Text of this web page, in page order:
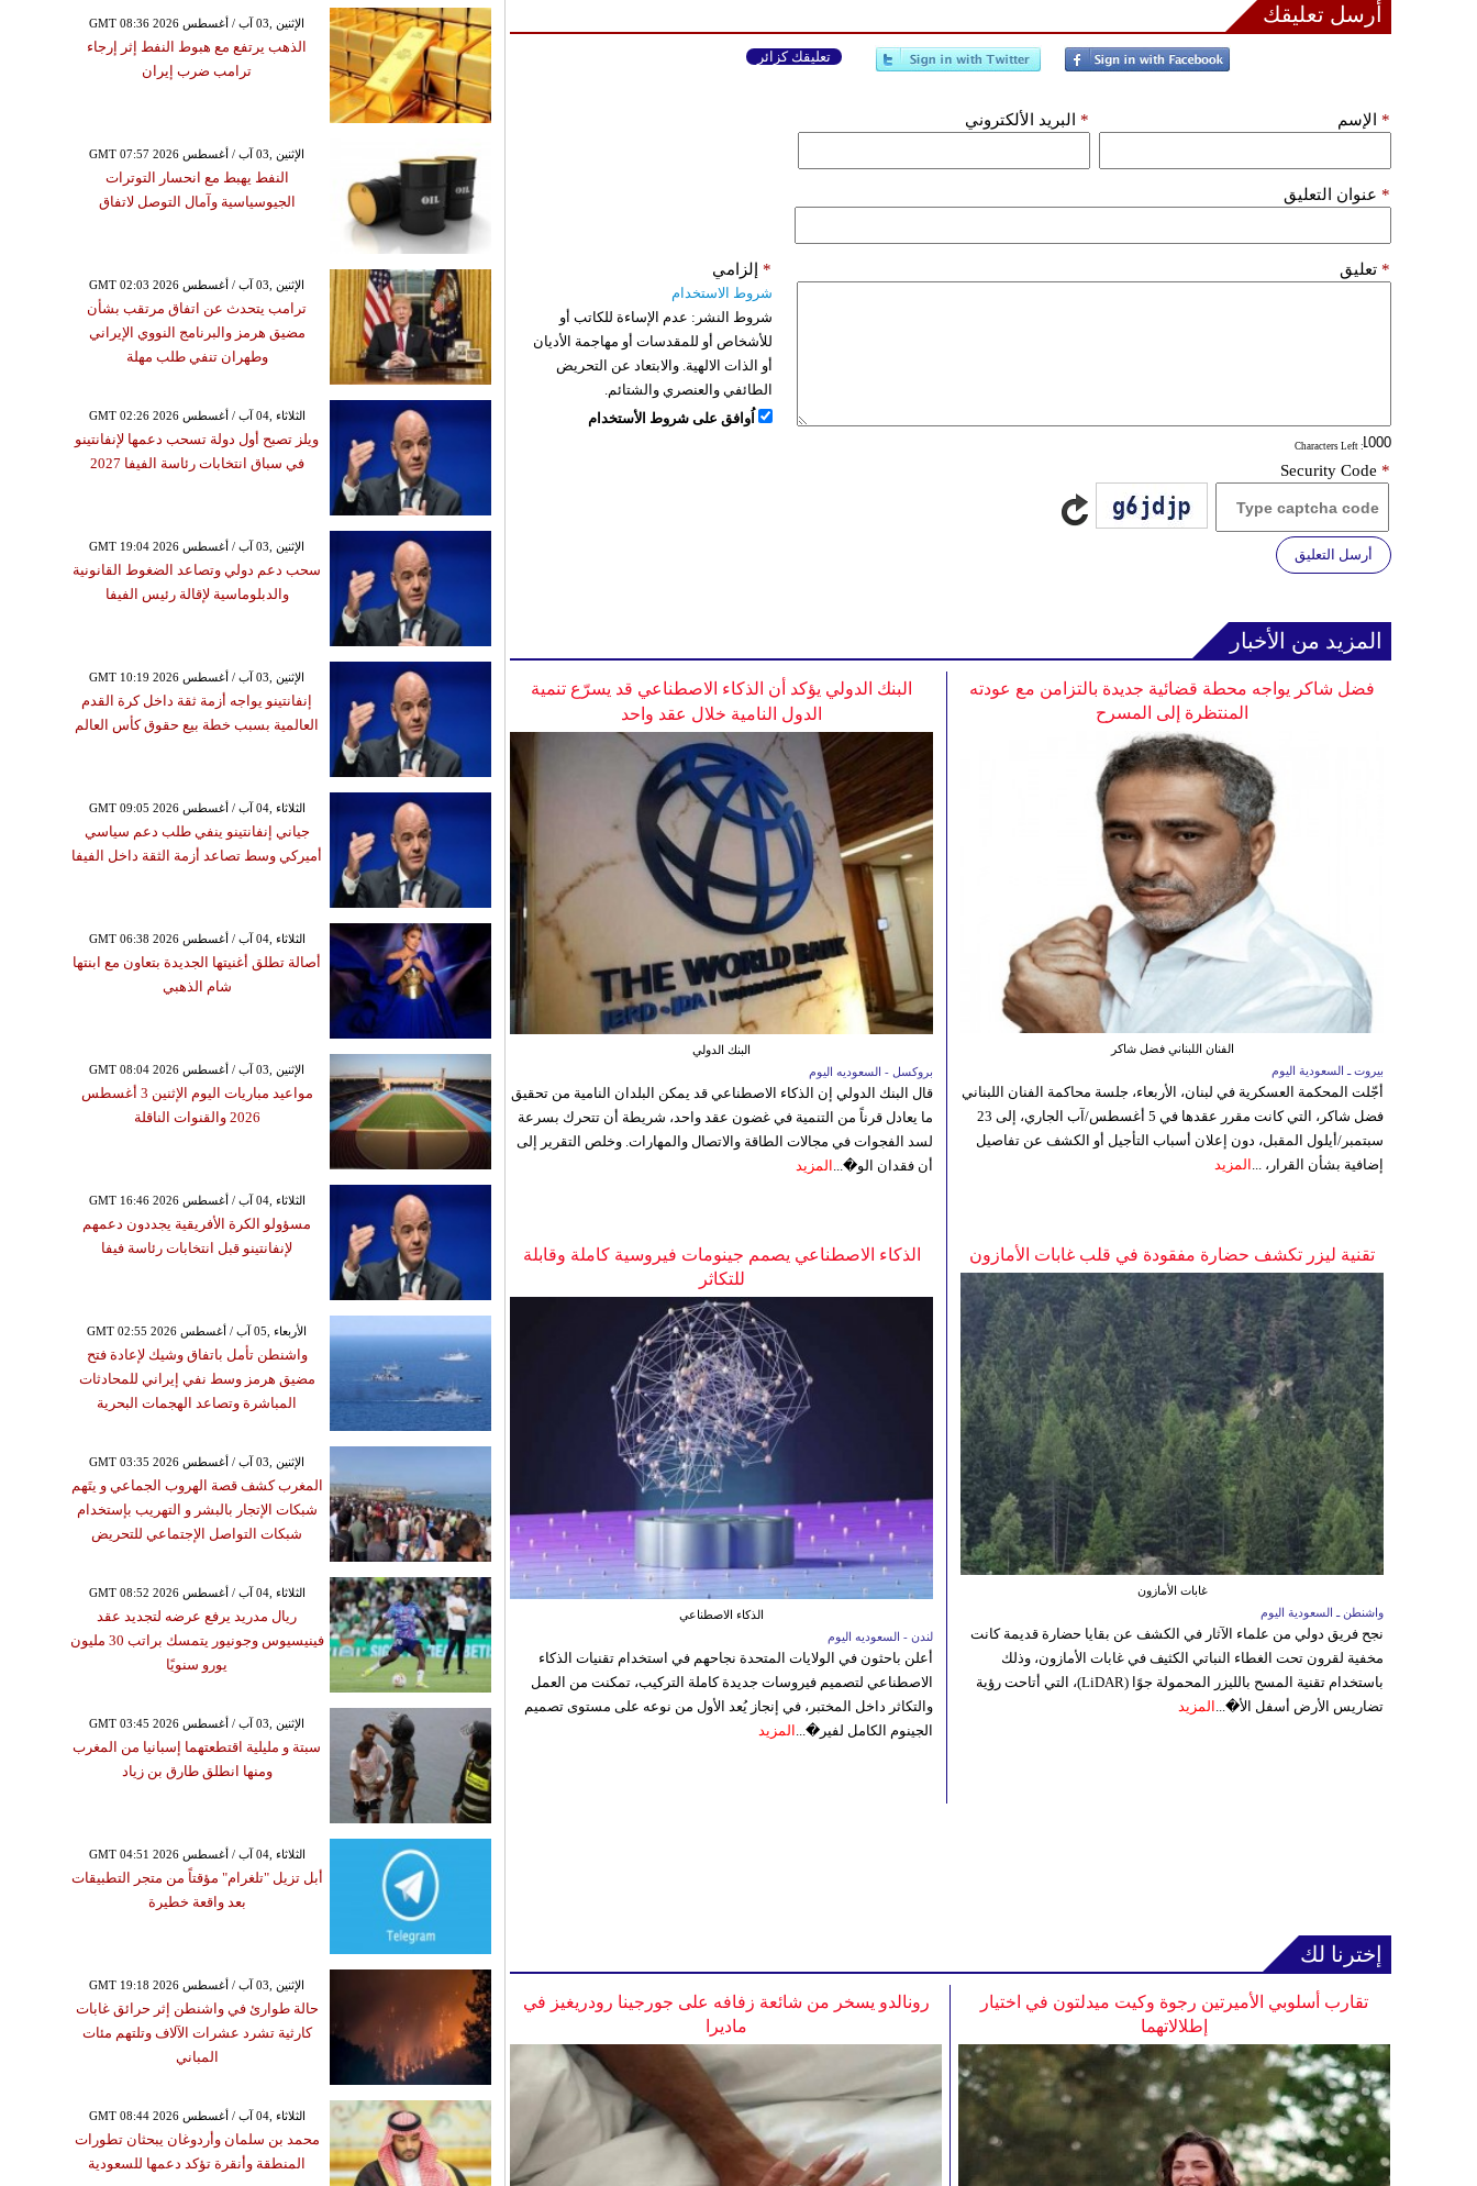
أرسل تعليقك
تعليقك كزائر
الإسم * البريد الألكتروني *
عنوان التعليق *
تعليق *
: Characters Left
إلزامي *
شروط الاستخدام
شروط النشر: عدم الإساءة للكاتب أو
للأشخاص أو للمقدسات أو مهاجمة الأديان
أو الذات الالهية. والابتعاد عن التحريض
الطائفي والعنصري والشتائم.
اُوافق على شروط الأستخدام
Security Code *
أرسل التعليق
المزيد من الأخبار
البنك الدولي يؤكد أن الذكاء الاصطناعي قد يسرّع تنمية
الدول النامية خلال عقد واحد
البنك الدولي
بروكسل - السعوديه اليوم
قال البنك الدولي إن الذكاء الاصطناعي قد يمكن البلدان النامية من تحقيق
ما يعادل قرناً من التنمية في غضون عقد واحد، شريطة أن تتحرك بسرعة
لسد الفجوات في مجالات الطاقة والاتصال والمهارات. وخلص التقرير إلى
أن فقدان الو�... المزيد
فضل شاكر يواجه محطة قضائية جديدة بالتزامن مع عودته
المنتظرة إلى المسرح
الفنان اللبناني فضل شاكر
بيروت ـ السعودية اليوم
أجّلت المحكمة العسكرية في لبنان، الأربعاء، جلسة محاكمة الفنان اللبناني
فضل شاكر، التي كانت مقرر عقدها في 5 أغسطس/آب الجاري، إلى 23
سبتمبر/أيلول المقبل، دون إعلان أسباب التأجيل أو الكشف عن تفاصيل
إضافية بشأن القرار، ... المزيد
الذكاء الاصطناعي يصمم جينومات فيروسية كاملة وقابلة
للتكاثر
الذكاء الاصطناعي
لندن - السعوديه اليوم
أعلن باحثون في الولايات المتحدة نجاحهم في استخدام تقنيات الذكاء
الاصطناعي لتصميم فيروسات جديدة كاملة التركيب، تمكنت من العمل
والتكاثر داخل المختبر، في إنجاز يُعد الأول من نوعه على مستوى تصميم
الجينوم الكامل لفير�... المزيد
تقنية ليزر تكشف حضارة مفقودة في قلب غابات الأمازون
غابات الأمازون
واشنطن ـ السعودية اليوم
نجح فريق دولي من علماء الآثار في الكشف عن بقايا حضارة قديمة كانت
مخفية لقرون تحت الغطاء النباتي الكثيف في غابات الأمازون، وذلك
باستخدام تقنية المسح بالليزر المحمولة جوًا (LiDAR)، التي أتاحت رؤية
تضاريس الأرض أسفل الأ�... المزيد
إخترنا لك
رونالدو يسخر من شائعة زفافه على جورجينا رودريغيز في
ماديرا
تقارب أسلوبي الأميرتين رجوة وكيت ميدلتون في اختيار
إطلالاتهما
GMT 08:36 2026 الإثنين ,03 آب / أغسطس
الذهب يرتفع مع هبوط النفط إثر إرجاء
ترامب ضرب إيران
GMT 07:57 2026 الإثنين ,03 آب / أغسطس
النفط يهبط مع انحسار التوترات
الجيوسياسية وآمال التوصل لاتفاق
GMT 02:03 2026 الإثنين ,03 آب / أغسطس
ترامب يتحدث عن اتفاق مرتقب بشأن
مضيق هرمز والبرنامج النووي الإيراني
وطهران تنفي طلب مهلة
GMT 02:26 2026 الثلاثاء ,04 آب / أغسطس
ويلز تصبح أول دولة تسحب دعمها لإنفانتينو
في سباق انتخابات رئاسة الفيفا 2027
GMT 19:04 2026 الإثنين ,03 آب / أغسطس
سحب دعم دولي وتصاعد الضغوط القانونية
والدبلوماسية لإقالة رئيس الفيفا
GMT 10:19 2026 الإثنين ,03 آب / أغسطس
إنفانتينو يواجه أزمة ثقة داخل كرة القدم
العالمية بسبب خطة بيع حقوق كأس العالم
GMT 09:05 2026 الثلاثاء ,04 آب / أغسطس
جياني إنفانتينو ينفي طلب دعم سياسي
أميركي وسط تصاعد أزمة الثقة داخل الفيفا
GMT 06:38 2026 الثلاثاء ,04 آب / أغسطس
أصالة تطلق أغنيتها الجديدة بتعاون مع ابنتها
شام الذهبي
GMT 08:04 2026 الإثنين ,03 آب / أغسطس
مواعيد مباريات اليوم الإثنين 3 أغسطس
2026 والقنوات الناقلة
GMT 16:46 2026 الثلاثاء ,04 آب / أغسطس
مسؤولو الكرة الأفريقية يجددون دعمهم
لإنفانتينو قبل انتخابات رئاسة فيفا
GMT 02:55 2026 الأربعاء ,05 آب / أغسطس
واشنطن تأمل باتفاق وشيك لإعادة فتح
مضيق هرمز وسط نفي إيراني للمحادثات
المباشرة وتصاعد الهجمات البحرية
GMT 03:35 2026 الإثنين ,03 آب / أغسطس
المغرب كشف قصة الهروب الجماعي و يتَهم
شبكات الإتجار بالبشر و التهريب بإستخدام
شبكات التواصل الإجتماعي للتحريض
GMT 08:52 2026 الثلاثاء ,04 آب / أغسطس
ريال مدريد يرفع عرضه لتجديد عقد
فينيسيوس وجونيور يتمسك براتب 30 مليون
يورو سنويًا
GMT 03:45 2026 الإثنين ,03 آب / أغسطس
سبتة و مليلية اقتطعتهما إسبانيا من المغرب
ومنها انطلق طارق بن زياد
GMT 04:51 2026 الثلاثاء ,04 آب / أغسطس
أبل تزيل "تلغرام" مؤقتاً من متجر التطبيقات
بعد واقعة خطيرة
GMT 19:18 2026 الإثنين ,03 آب / أغسطس
حالة طوارئ في واشنطن إثر حرائق غابات
كارثية تشرد عشرات الآلاف وتلتهم مئات
المباني
GMT 08:44 2026 الثلاثاء ,04 آب / أغسطس
محمد بن سلمان وأردوغان يبحثان تطورات
المنطقة وأنقرة تؤكد دعمها للسعودية